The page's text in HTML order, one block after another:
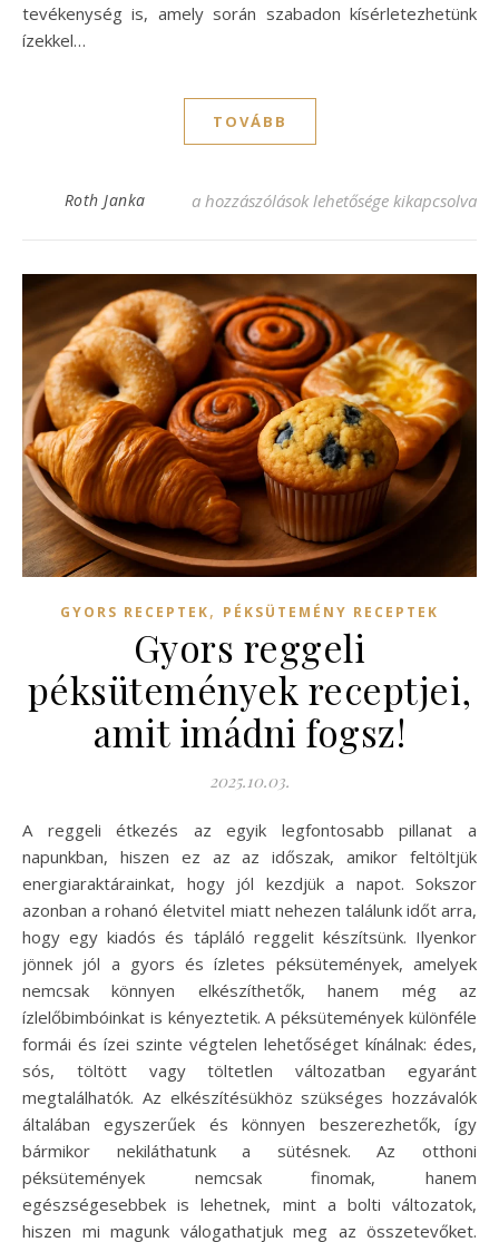
tevékenység is, amely során szabadon kísérletezhetünk
ízekkel…
TOVÁBB
Roth Janka Gyors péksütemények: Recept az ízletes
a hozzászólások lehetősége kikapcsolva
GYORS RECEPTEK, PÉKSÜTEMÉNY RECEPTEK
Gyors reggeli
péksütemények receptjei,
amit imádni fogsz!
2025.10.03.
A reggeli étkezés az egyik legfontosabb pillanat a
napunkban, hiszen ez az az időszak, amikor feltöltjük
energiaraktárainkat, hogy jól kezdjük a napot. Sokszor
azonban a rohanó életvitel miatt nehezen találunk időt arra,
hogy egy kiadós és tápláló reggelit készítsünk. Ilyenkor
jönnek jól a gyors és ízletes péksütemények, amelyek
nemcsak könnyen elkészíthetők, hanem még az
ízlelőbimbóinkat is kényeztetik. A péksütemények különféle
formái és ízei szinte végtelen lehetőséget kínálnak: édes,
sós, töltött vagy töltetlen változatban egyaránt
megtalálhatók. Az elkészítésükhöz szükséges hozzávalók
általában egyszerűek és könnyen beszerezhetők, így
bármikor nekiláthatunk a sütésnek. Az otthoni
péksütemények nemcsak finomak, hanem
egészségesebbek is lehetnek, mint a bolti változatok,
hiszen mi magunk válogathatjuk meg az összetevőket.